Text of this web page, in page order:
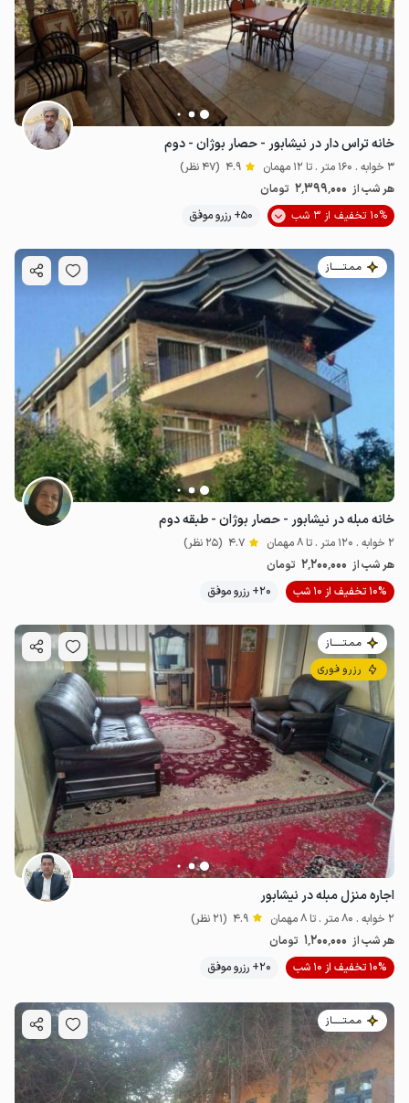
خانه تراس دار در نیشابور - حصار بوژان - دوم
3 خوابه . 160 متر . تا 12 مهمان 4.9 (47 نظر)
هر شب از 2٬399٬000 تومان
10% تخفیف از 3 شب
50+ رزرو موفق
مـمـتــــــاز
خانه مبله در نیشابور - حصار بوژان - طبقه دوم
2 خوابه . 120 متر . تا 8 مهمان 4.7 (25 نظر)
هر شب از 2٬200٬000 تومان
10% تخفیف از 10 شب
20+ رزرو موفق
مـمـتــــــاز
رزرو فوری
اجاره منزل مبله در نیشابور
2 خوابه . 80 متر . تا 8 مهمان 4.9 (21 نظر)
هر شب از 1٬200٬000 تومان
10% تخفیف از 10 شب
20+ رزرو موفق
مـمـتــــــاز